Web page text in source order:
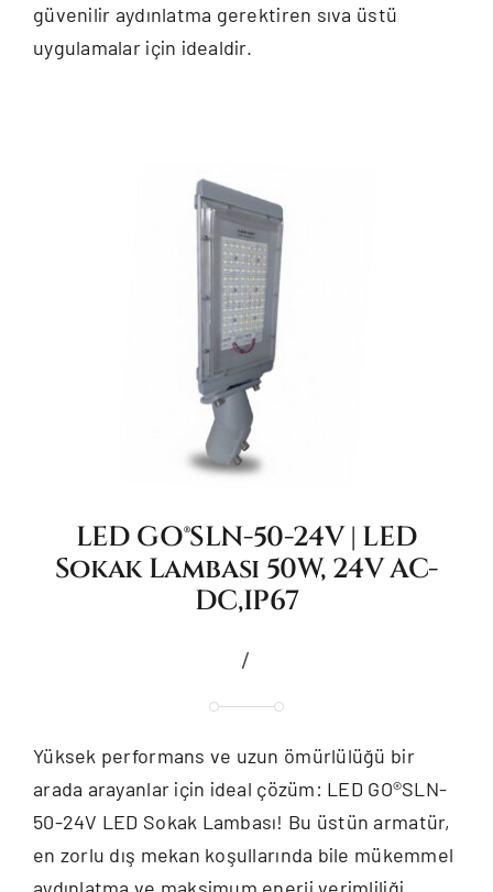
güvenilir aydınlatma gerektiren sıva üstü
uygulamalar için idealdir.
LED GO®SLN-50-24V | LED
Sokak Lambası 50W, 24V AC-
DC,IP67
/
Yüksek performans ve uzun ömürlülüğü bir
arada arayanlar için ideal çözüm: LED GO®SLN-
50-24V LED Sokak Lambası! Bu üstün armatür,
en zorlu dış mekan koşullarında bile mükemmel